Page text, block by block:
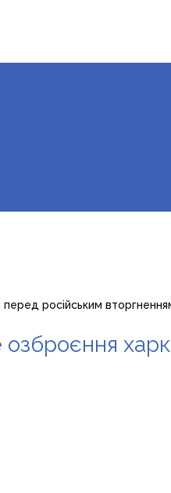
перед російським